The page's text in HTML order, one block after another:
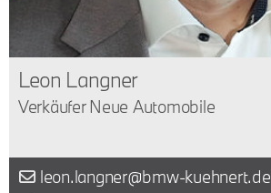
Leon Langner
Verkäufer Neue Automobile
leon.langner@bmw-kuehnert.de